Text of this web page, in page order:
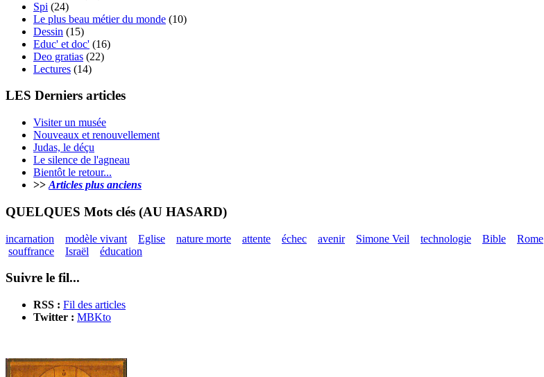
Spi (24)
Le plus beau métier du monde (10)
Dessin (15)
Educ' et doc' (16)
Deo gratias (22)
Lectures (14)
LES Derniers articles
Visiter un musée
Nouveaux et renouvellement
Judas, le déçu
Le silence de l'agneau
Bientôt le retour...
>> Articles plus anciens
QUELQUES Mots clés (AU HASARD)
incarnation modèle vivant Eglise nature morte attente échec avenir Simone Veil technologie Bible Rome
souffrance
Israël éducation
Suivre le fil...
RSS : Fil des articles
Twitter : MBKto